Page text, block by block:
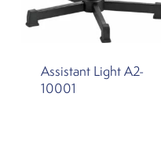
Assistant Light A2-
10001